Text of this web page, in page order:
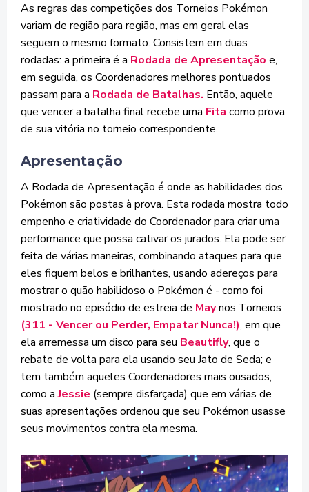
As regras das competições dos Torneios Pokémon
variam de região para região, mas em geral elas
seguem o mesmo formato. Consistem em duas
rodadas: a primeira é a Rodada de Apresentação e,
em seguida, os Coordenadores melhores pontuados
passam para a Rodada de Batalhas. Então, aquele
que vencer a batalha final recebe uma Fita como prova
de sua vitória no torneio correspondente.
Apresentação
A Rodada de Apresentação é onde as habilidades dos
Pokémon são postas à prova. Esta rodada mostra todo
empenho e criatividade do Coordenador para criar uma
performance que possa cativar os jurados. Ela pode ser
feita de várias maneiras, combinando ataques para que
eles fiquem belos e brilhantes, usando adereços para
mostrar o quão habilidoso o Pokémon é - como foi
mostrado no episódio de estreia de Maynos Torneios
(311 - Vencer ou Perder, Empatar Nunca!), em que
ela arremessa um disco para seu Beautifly, que o
rebate de volta para ela usando seu Jato de Seda; e
tem também aqueles Coordenadores mais ousados,
como aJessie (sempre disfarçada) que em várias de
suas apresentações ordenou que seu Pokémon usasse
seus movimentos contra ela mesma.